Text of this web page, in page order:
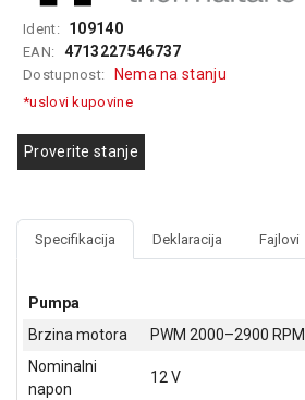
EELEKTRO
ZAŠTITA
SISTEMI
FOTOKOPIRI
FOTOAPARATI
I KAMERE
Ident: 109140
EAN: 4713227546737
Dostupnost: Nema na stanju
*uslovi kupovine
Proverite stanje
Specifikacija Deklaracija Fajlovi
Pumpa
Brzina motora
PWM 2000–2900 RPM
Nominalni
napon
12 V